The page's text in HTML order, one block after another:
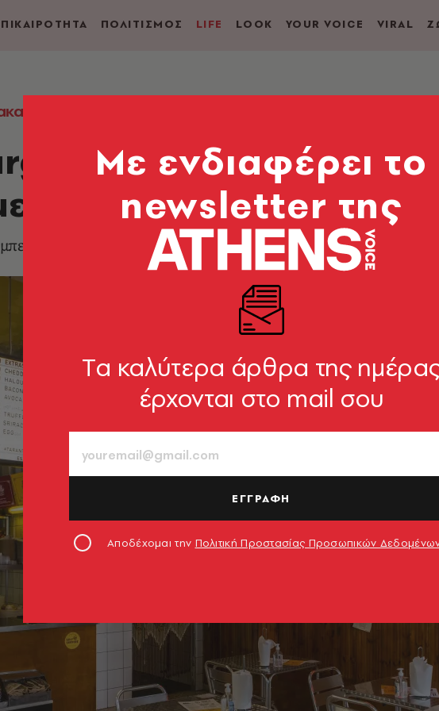
ΠΟΛΙΤΙΣΜΟΣ LIFE LOOK YOUR VOICE VIRAL
street food
Το
κανένα άλλο
Είναι ένα στέκι ανοιχτό για όλους.
Mε ενδιαφέρει το
newsletter της
Tα καλύτερα άρθρα της
έρχονται στο mail σου
ΕΓΓΡΑΦΗ
Αποδέχομαι την Πολιτική Προστασίας Προσωπικών